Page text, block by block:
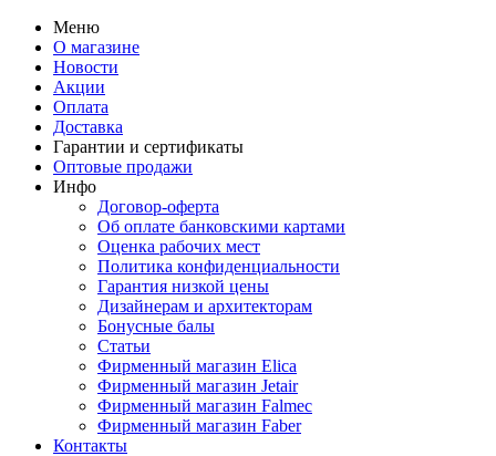
Меню
О магазине
Новости
Акции
Оплата
Доставка
Гарантии и сертификаты
Оптовые продажи
Инфо
Договор-оферта
Об оплате банковскими картами
Оценка рабочих мест
Политика конфиденциальности
Гарантия низкой цены
Дизайнерам и архитекторам
Бонусные балы
Статьи
Фирменный магазин Elica
Фирменный магазин Jetair
Фирменный магазин Falmec
Фирменный магазин Faber
Контакты